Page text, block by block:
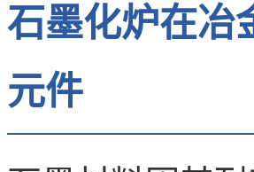
石墨化炉在冶
元件